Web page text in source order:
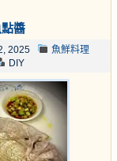
醬
2025
魚鮮料理
DIY